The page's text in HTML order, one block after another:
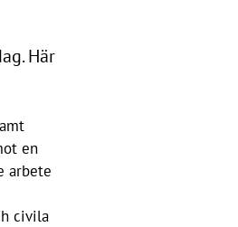
Här
en
arbete
civila